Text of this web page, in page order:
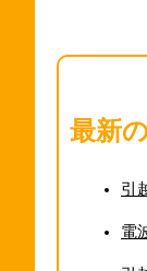
最新
引
電